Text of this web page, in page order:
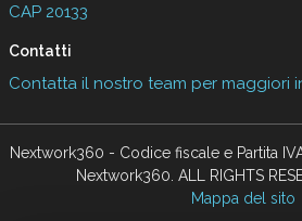
CAP 20133
Contatti
Contatta il nostro team per maggiori
Nextwork360 - Codice fiscale e Partita
Nextwork360. ALL RIGHTS
Mappa del sito